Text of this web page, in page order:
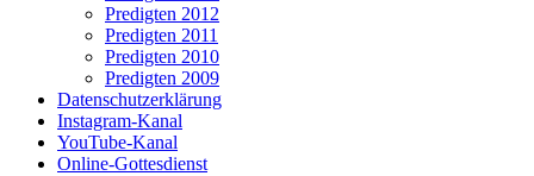
Predigten 2012
Predigten 2011
Predigten 2010
Predigten 2009
Datenschutzerklärung
Instagram-Kanal
YouTube-Kanal
Online-Gottesdienst